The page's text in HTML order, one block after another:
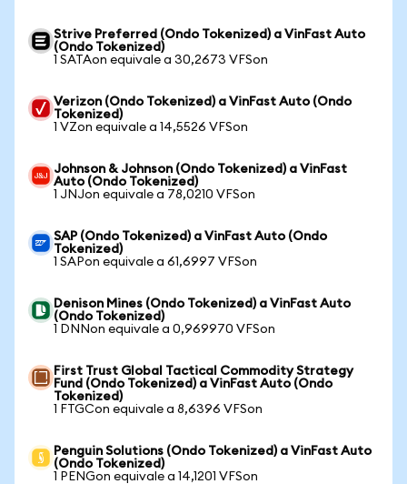
Strive Preferred (Ondo Tokenized) a VinFast Auto
(Ondo Tokenized)
1 SATAon equivale a 30,2673 VFSon
Verizon (Ondo Tokenized) a VinFast Auto (Ondo
Tokenized)
1 VZon equivale a 14,5526 VFSon
Johnson & Johnson (Ondo Tokenized) a VinFast
Auto (Ondo Tokenized)
1 JNJon equivale a 78,0210 VFSon
SAP (Ondo Tokenized) a VinFast Auto (Ondo
Tokenized)
1 SAPon equivale a 61,6997 VFSon
Denison Mines (Ondo Tokenized) a VinFast Auto
(Ondo Tokenized)
1 DNNon equivale a 0,969970 VFSon
First Trust Global Tactical Commodity Strategy
Fund (Ondo Tokenized) a VinFast Auto (Ondo
Tokenized)
1 FTGCon equivale a 8,6396 VFSon
Penguin Solutions (Ondo Tokenized) a VinFast Auto
(Ondo Tokenized)
1 PENGon equivale a 14,1201 VFSon